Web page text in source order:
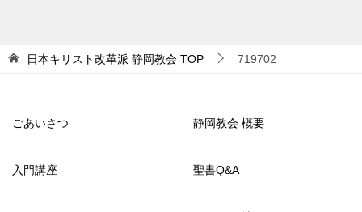
日本キリスト改革派 静岡教会 TOP 719702
ごあいさつ 静岡教会 概要
入門講座 聖書Q&A